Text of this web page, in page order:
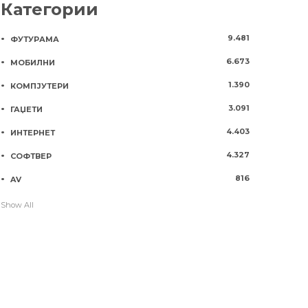
Категории
ФУТУРАМА 9.481
МОБИЛНИ 6.673
КОМПЈУТЕРИ 1.390
ГАЏЕТИ 3.091
ИНТЕРНЕТ 4.403
СОФТВЕР 4.327
AV 816
Show All